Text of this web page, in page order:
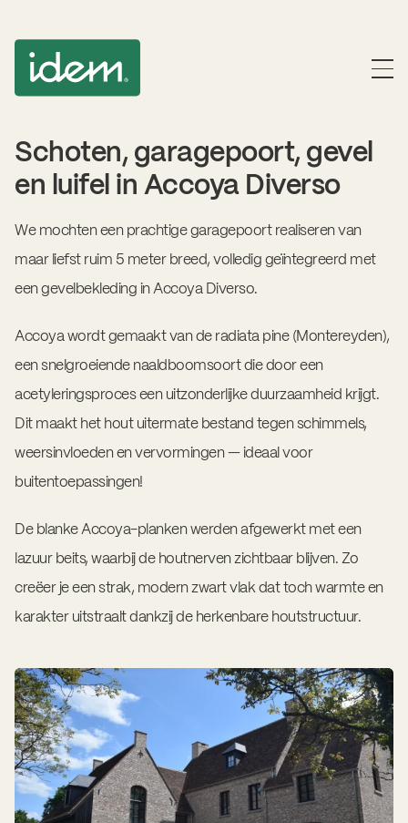
Schoten, garagepoort, gevel
en luifel in Accoya Diverso
We mochten een prachtige garagepoort realiseren van
maar liefst ruim 5 meter breed, volledig geïntegreerd met
een gevelbekleding in Accoya Diverso.
Accoya wordt gemaakt van de radiata pine (Montereyden),
een snelgroeiende naaldboomsoort die door een
acetyleringsproces een uitzonderlijke duurzaamheid krijgt.
Dit maakt het hout uitermate bestand tegen schimmels,
weersinvloeden en vervormingen — ideaal voor
buitentoepassingen!
De blanke Accoya-planken werden afgewerkt met een
lazuur beits, waarbij de houtnerven zichtbaar blijven. Zo
creëer je een strak, modern zwart vlak dat toch warmte en
karakter uitstraalt dankzij de herkenbare houtstructuur.